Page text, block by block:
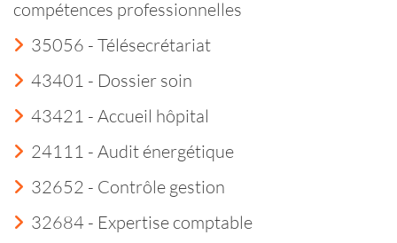
compétences professionnelles
35056 - Télésecrétariat
43401 - Dossier soin
43421 - Accueil hôpital
24111 - Audit énergétique
32652 - Contrôle gestion
32684 - Expertise comptable